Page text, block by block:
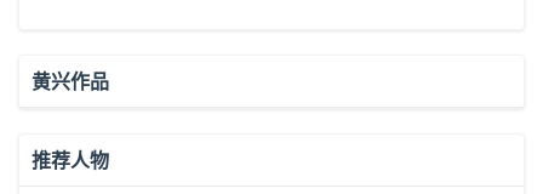
黄兴作品
推荐人物